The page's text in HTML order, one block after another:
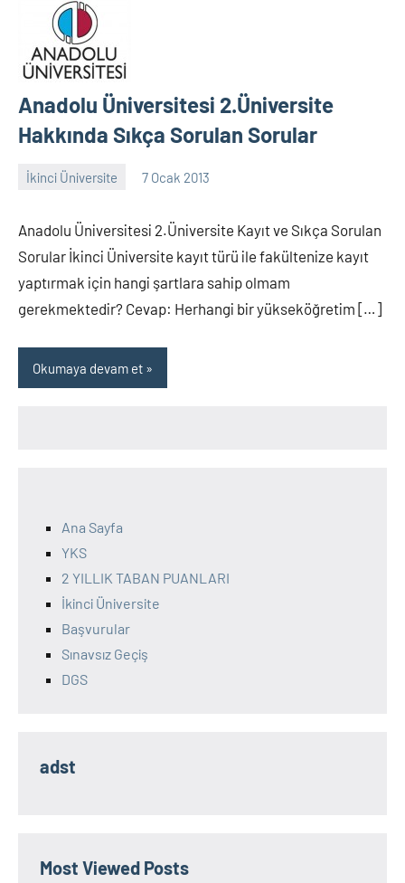
Anadolu Üniversitesi 2.Üniversite
Hakkında Sıkça Sorulan Sorular
İkinci Üniversite 7 Ocak 2013
Anadolu Üniversitesi 2.Üniversite Kayıt ve Sıkça Sorulan
Sorular İkinci Üniversite kayıt türü ile fakültenize kayıt
yaptırmak için hangi şartlara sahip olmam
gerekmektedir? Cevap: Herhangi bir yükseköğretim […]
Okumaya devam et
Ana Sayfa
YKS
2 YILLIK TABAN PUANLARI
İkinci Üniversite
Başvurular
Sınavsız Geçiş
DGS
adst
Most Viewed Posts